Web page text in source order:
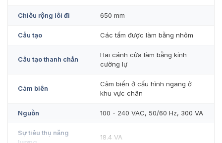
VietnamSmart
kiểm soát lối đi trong không gian hẹp hiện đại. Sản
Dormakaba. Đảm bảo chất lượng, hàng mới 100% cùng
Chiều rộng lối đi 650 mm
Cấu tạo Các tấm được làm bằng nhôm
Cấu tạo thanh chắn
Hai cánh cửa làm bằng kính
cường lự
Cảm biến
Cảm biến ở cấu hình ngang ở
khu vực chân
Nguồn 100 - 240 VAC, 50/60 Hz, 300 VA
Sự tiêu thụ năng
18.4 VA